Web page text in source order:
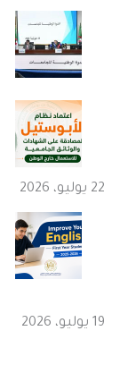
22 يوليو، 2026
19 يوليو، 2026